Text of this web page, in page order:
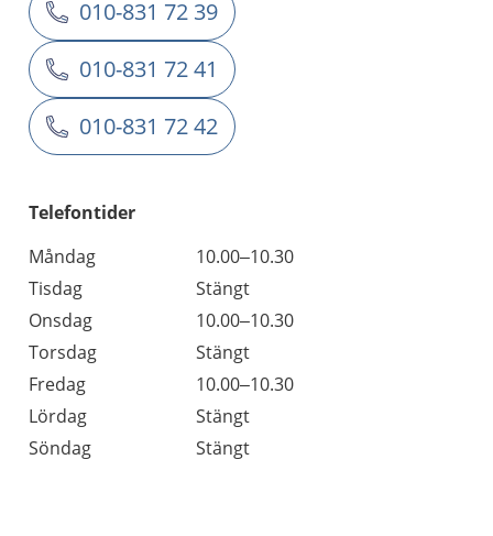
010-831 72 39
010-831 72 41
010-831 72 42
Telefontider
Måndag
10.00–10.30
Tisdag
Stängt
Onsdag
10.00–10.30
Torsdag
Stängt
Fredag
10.00–10.30
Lördag
Stängt
Söndag
Stängt